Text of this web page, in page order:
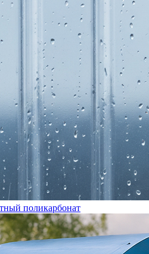
поликарбонат